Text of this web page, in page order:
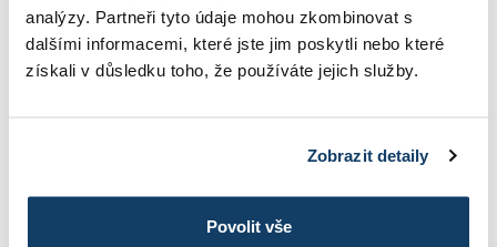
analýzy. Partneři tyto údaje mohou zkombinovat s
dalšími informacemi, které jste jim poskytli nebo které
získali v důsledku toho, že používáte jejich služby.
Zobrazit detaily
Povolit vše
STUDY INFORMATIONS